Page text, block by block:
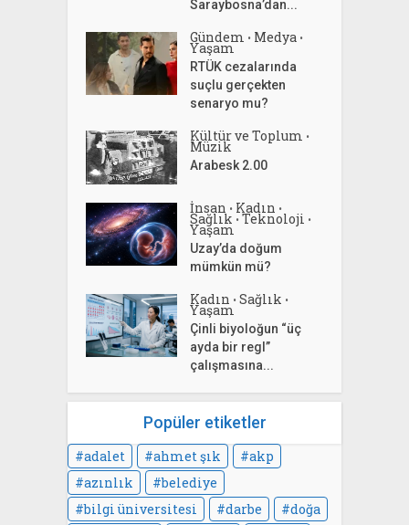
Saraybosna’dan...
Gündem • Medya •
Yaşam
RTÜK cezalarında
suçlu gerçekten
senaryo mu?
Kültür ve Toplum •
Müzik
Arabesk 2.00
İnsan • Kadın •
Sağlık • Teknoloji •
Yaşam
Uzay’da doğum
mümkün mü?
Kadın • Sağlık •
Yaşam
Çinli biyoloğun “üç
ayda bir regl”
çalışmasına...
Popüler etiketler
adalet ahmet şık
akp
azınlık
belediye
bilgi üniversitesi
darbe
doğa